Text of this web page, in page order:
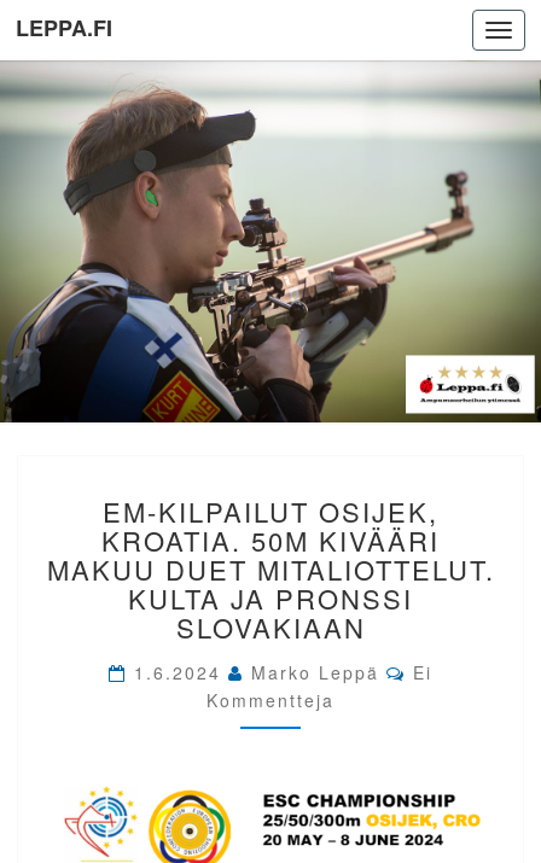
LEPPA.FI
KILPAILUT
OSIJEK,
KROATIA.
50M
KIVÄÄRI
MAKUU
MITALIOTTELUT.
KULTA
JA
EM-KILPAILUT OSIJEK,
KROATIA. 50M KIVÄÄRI
MAKUU DUET MITALIOTTELUT.
KULTA JA PRONSSI
SLOVAKIAAN
1.6.2024 Marko Leppä Comments
Ei
Kommentteja